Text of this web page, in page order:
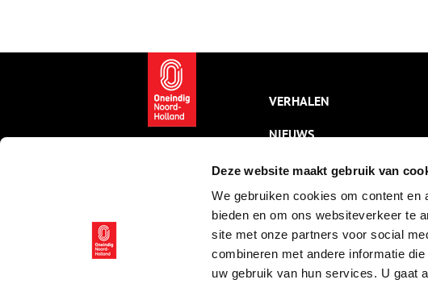
Deze website maakt gebruik van
We gebruiken cookies om content
bieden en om ons websiteverkeer te
site met onze partners voor social
combineren met andere informatie
uw gebruik van hun services. U gaat
VERHALEN
NIEUWS
KALENDER
THEMA’S
ACTIVITEITEN
VIDEO’S